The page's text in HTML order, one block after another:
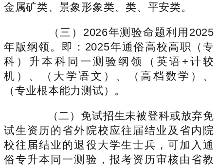
金属矿类、景象形象类、类、平安类。
（三）2026年测验命题利用2025
年版纲领。即：2025年通俗高校高职（专
科）升本科同一测验纲领（英语+计较
机）、（大学语文）、（高档数学）、
（专业根本能力测试）。
（二）免试招生未被登科或放弃免
试生资历的省外院校应往届结业及省内院
校往届结业的退役大学生士兵，可加入通
俗专升本同一测验，报考资历审核由省教